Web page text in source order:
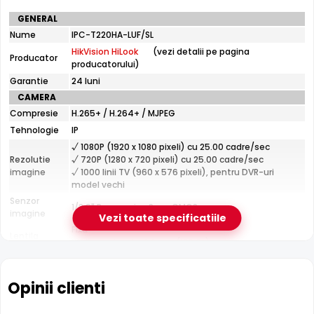
inteligent — camera sta pe IR si aprinde lumina alba doar
cand detecteaza o persoana sau un vehicul, filmand
color exact evenimentul care conteaza.
complet Smart Hybrid Light →
Filtru IR Mecanic (ICR)
Specificatii
tehnice
HikVision
HiLook
T220HA-
LUF/SL
GENERAL
Nume
IPC-T220HA-LUF/SL
Producator
HikVision HiLook
(vezi detalii pe pagina
producatorului)
Garantie
24 luni
CAMERA
Compresie
H.265+ / H.264+ / MJPEG
Tehnologie
IP
Rezolutie
imagine
√ 1080P (1920 x 1080 pixeli) cu 25.00 cadre/sec
√ 720P (1280 x 720 pixeli) cu 25.00 cadre/sec
√ 1000 linii TV (960 x 576 pixeli), pentru DVR-uri
model vechi
Senzor
imagine
1/2.9" Progressive Scan CMOS
Fixa
CARCASA
Vezi toate specificatiile
Opinii clienti